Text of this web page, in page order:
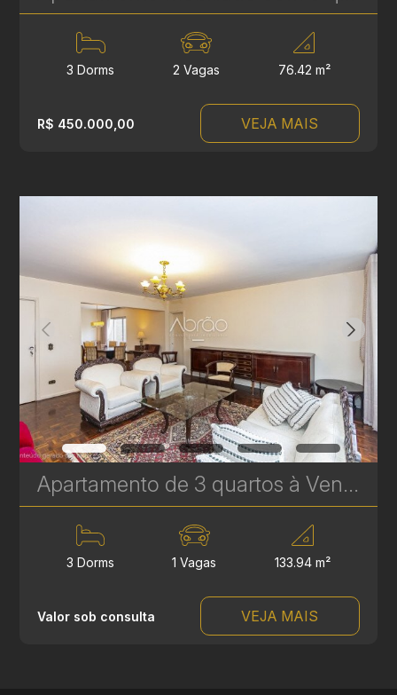
3 Dorms 2 Vagas 76.42 m²
R$ 450.000,00 VEJA MAIS
Apartamento de 3 quartos à Venda no Água Verde - Edifício Anaterra - 133 m² | Ref. 1836
3 Dorms 1 Vagas 133.94 m²
Valor sob consulta VEJA MAIS